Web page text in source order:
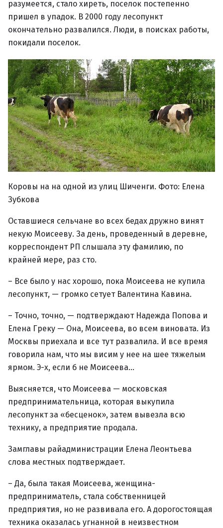
разумеется, стало хиреть, поселок постепенно
пришел в упадок. В 2000 году лесопункт
окончательно развалился. Люди, в поисках работы,
покидали поселок.
Коровы на на одной из улиц Шиченги. Фото: Елена
Зубкова
Оставшиеся сельчане во всех бедах дружно винят
некую Моисееву. За день, проведенный в деревне,
корреспондент РП слышала эту фамилию, по
крайней мере, раз сто.
– Все было у нас хорошо, пока Моисеева не купила
лесопункт, — громко сетует Валентина Кавина.
– Точно, точно, — подтверждают Надежда Попова и
Елена Греку — Она, Моисеева, во всем виновата. Из
Москвы приехала и все тут развалила. И все время
говорила нам, что мы висим у нее на шее тяжелым
ярмом. Э-х, если б не Моисеева…
Выясняется, что Моисеева — московская
предпринимательница, которая выкупила
лесопункт за «бесценок», затем вывезла всю
технику, а предприятие продала.
Замглавы райадминистрации Елена Леонтьева
слова местных подтверждает.
– Да, была такая Моисеева, женщина-
предприниматель, стала собственницей
предприятия, но не развивала его. А дорогостоящая
техника оказалась угнанной в неизвестном